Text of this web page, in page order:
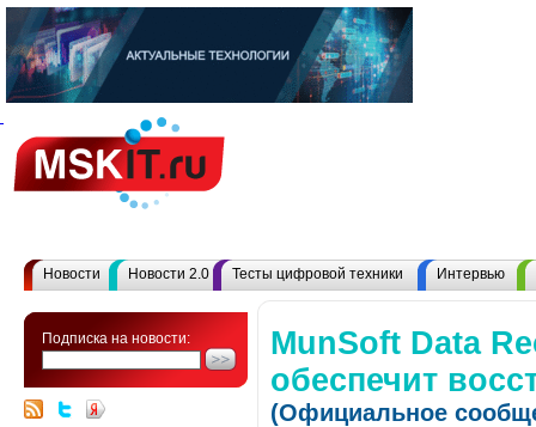
Новости Новости 2.0 Тесты цифровой техники Интервью
Подписка на новости:
MunSoft Data
обеспечит
(Официальное